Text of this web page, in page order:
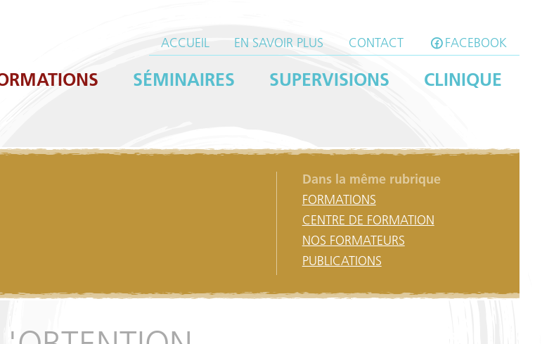
SÉMINAIRES SUPERVISIONS CLINIQUE
ACCUEIL EN SAVOIR PLUS CONTACT FACEBOOK
Dans la même rubrique
FORMATIONS
CENTRE DE FORMATION
NOS FORMATEURS
PUBLICATIONS